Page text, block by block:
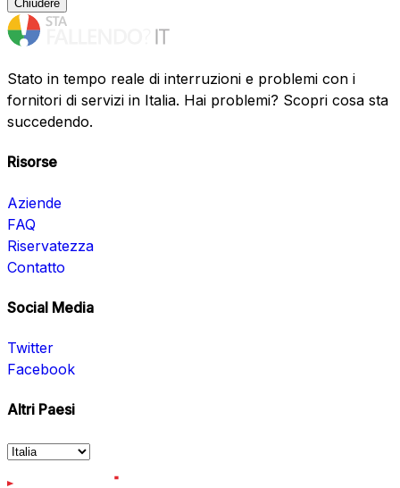
Chiudere
Stato in tempo reale di interruzioni e problemi con i
fornitori di servizi in Italia. Hai problemi? Scopri cosa sta
succedendo.
Risorse
Aziende
FAQ
Riservatezza
Contatto
Social Media
Twitter
Facebook
Altri Paesi